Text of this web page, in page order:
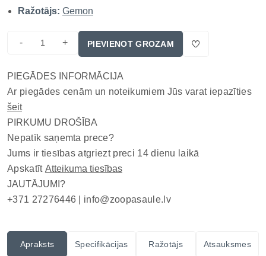
ogļhidrātus un saba...
Ražotājs: Gemon
- + PIEVIENOT GROZAM
PIEGĀDES INFORMĀCIJA
Ar piegādes cenām un noteikumiem Jūs varat iepazīties
šeit
PIRKUMU DROŠĪBA
Nepatīk saņemta prece?
Jums ir tiesības atgriezt preci 14 dienu laikā
Apskatīt Atteikuma tiesības
JAUTĀJUMI?
+371 27276446 | info@zoopasaule.lv
Apraksts Specifikācijas Ražotājs Atsauksmes